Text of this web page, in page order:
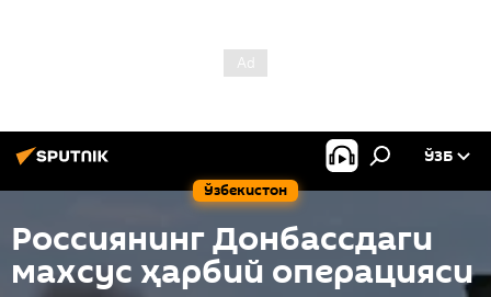
Ўзбекистон
ЎЗБ
Россиянинг Донбассдаги
махсус ҳарбий операцияси